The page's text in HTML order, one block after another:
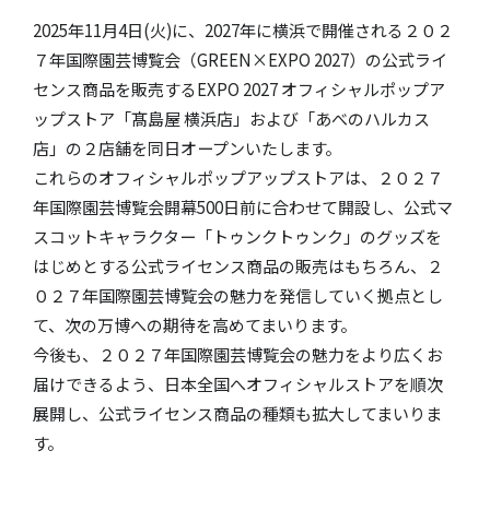
2025年11月4日(火)に、2027年に横浜で開催される２０２
７年国際園芸博覧会（GREEN×EXPO 2027）の公式ライ
センス商品を販売するEXPO 2027 オフィシャルポップア
ップストア「髙島屋 横浜店」および「あべのハルカス
店」の２店舗を同日オープンいたします。
これらのオフィシャルポップアップストアは、２０２７
年国際園芸博覧会開幕500日前に合わせて開設し、公式マ
スコットキャラクター「トゥンクトゥンク」のグッズを
はじめとする公式ライセンス商品の販売はもちろん、２
０２７年国際園芸博覧会の魅力を発信していく拠点とし
て、次の万博への期待を高めてまいります。
今後も、２０２７年国際園芸博覧会の魅力をより広くお
届けできるよう、日本全国へオフィシャルストアを順次
展開し、公式ライセンス商品の種類も拡大してまいりま
す。